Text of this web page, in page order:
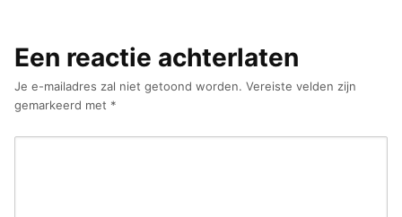
Een reactie achterlaten
Je e-mailadres zal niet getoond worden. Vereiste velden zijn
gemarkeerd met *